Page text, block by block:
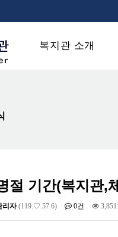
복지관 소개
절 기간(복지관,
리자(119.♡.57.6) 0건 3,851